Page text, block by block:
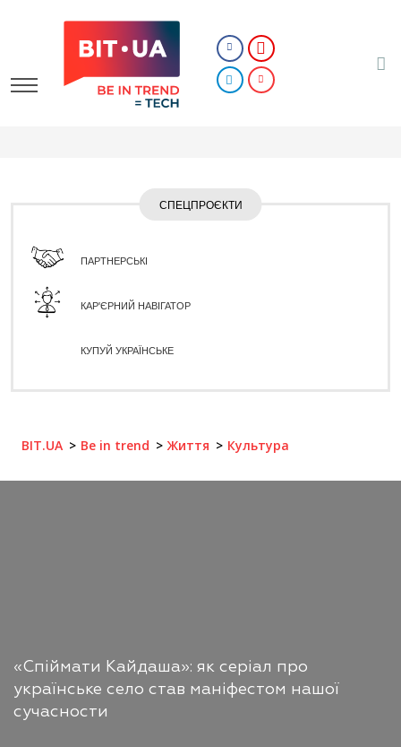
СПЕЦПРОЄКТИ
ПАРТНЕРСЬКІ
КАР'ЄРНИЙ НАВІГАТОР
КУПУЙ УКРАЇНСЬКЕ
BIT.UA Be in trend Життя Культура
«Спіймати Кайдаша»: як серіал про
українське село став маніфестом нашої
сучасности